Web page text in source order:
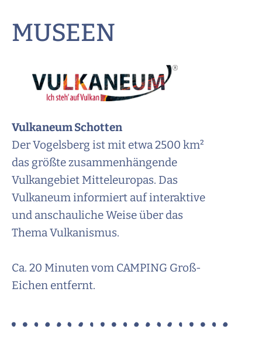
MUSEEN
VulkaneumSchotten
Der Vogelsberg ist mit etwa 2500 km²
das größte zusammenhängende
Vulkangebiet Mitteleuropas. Das
Vulkaneum informiert auf interaktive
und anschauliche Weise über das
Thema Vulkanismus.
Ca. 20 Minuten vom CAMPING Groß-
Eichen entfernt.